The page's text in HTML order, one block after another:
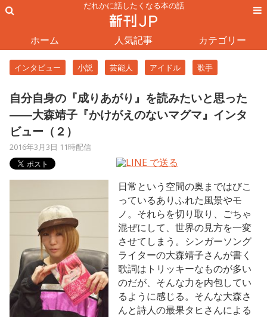
だれかに話したくなる本の話
ホーム 人気記事 カテゴリー
インタビュー 小説 芸能人 アイドル 歌手
自分自身の『成りあがり』を読みたいと思った
――大森靖子『かけがえのないマグマ』インタ
ビュー（２）
2016年3月3日 11時配信
日常という空間の奥まではびこ
っているありふれた風景やモ
ノ。それらを切り取り、ごちゃ
混ぜにして、世界の見方を一変
させてしまう。シンガーソング
ライターの大森靖子さんが書く
歌詞はトリッキーなものが多い
のだが、そんな力を内包してい
るように感じる。そんな大森さ
んと詩人の最果タヒさんによる